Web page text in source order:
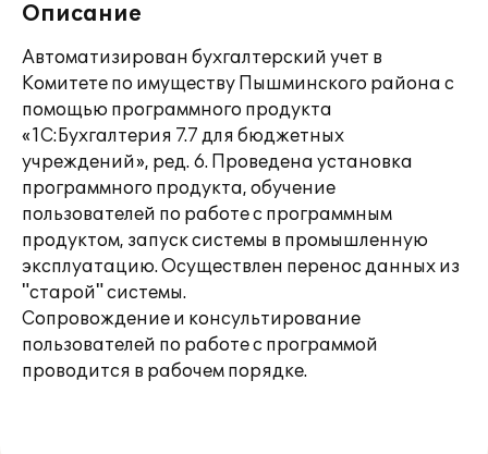
Описание
Автоматизирован бухгалтерский учет в
Комитете по имуществу Пышминского района с
помощью программного продукта
«1С:Бухгалтерия 7.7 для бюджетных
учреждений», ред. 6. Проведена установка
программного продукта, обучение
пользователей по работе с программным
продуктом, запуск системы в промышленную
эксплуатацию. Осуществлен перенос данных из
"старой" системы.
Сопровождение и консультирование
пользователей по работе с программой
проводится в рабочем порядке.